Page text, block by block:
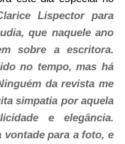
Lispector para
que naquele ano
sobre a escritora.
no tempo, mas há
da revista me
simpatia por aquela
e elegância.
vontade para a foto, e